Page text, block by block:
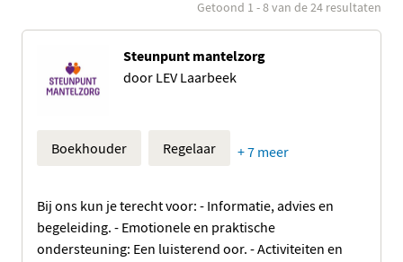
Getoond 1 - 8 van de 24 resultaten
Steunpunt mantelzorg
door LEV Laarbeek
Boekhouder Regelaar + 7 meer
Bij ons kun je terecht voor: - Informatie, advies en
begeleiding. - Emotionele en praktische
ondersteuning: Een luisterend oor. - Activiteiten en
Waar bent u verzekerd?
Boekhouder
Regelaar
Coach
Verzorger
Type hulp
Informatie en
Hulp
inschakelen